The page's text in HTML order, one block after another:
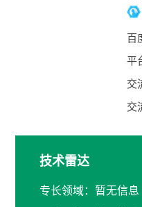
百
平
交
交
技术雷达
专长领域：暂无信息